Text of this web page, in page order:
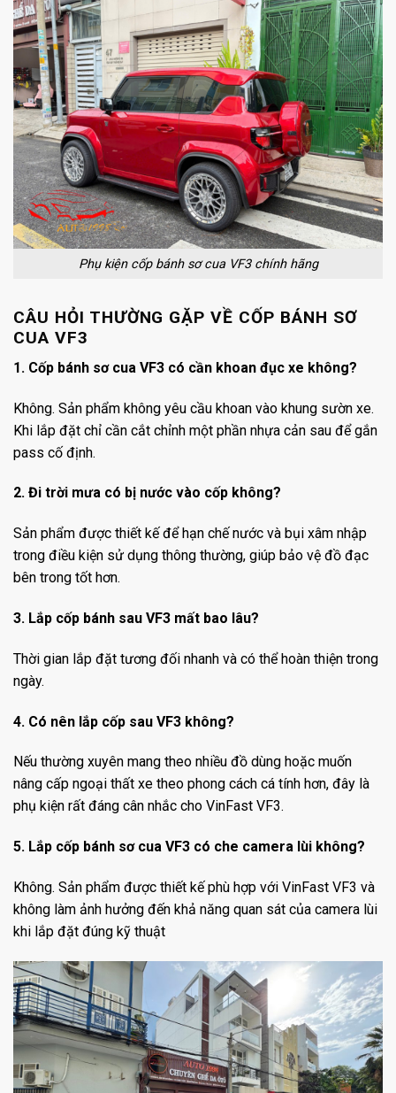
Phụ kiện cốp bánh sơ cua VF3 chính hãng
CÂU HỎI THƯỜNG GẶP VỀ CỐP BÁNH SƠ
CUA VF3
1. Cốp bánh sơ cua VF3 có cần khoan đục xe không?
Không. Sản phẩm không yêu cầu khoan vào khung sườn xe.
Khi lắp đặt chỉ cần cắt chỉnh một phần nhựa cản sau để gắn
pass cố định.
2. Đi trời mưa có bị nước vào cốp không?
Sản phẩm được thiết kế để hạn chế nước và bụi xâm nhập
trong điều kiện sử dụng thông thường, giúp bảo vệ đồ đạc
bên trong tốt hơn.
3. Lắp cốp bánh sau VF3 mất bao lâu?
Thời gian lắp đặt tương đối nhanh và có thể hoàn thiện trong
ngày.
4. Có nên lắp cốp sau VF3 không?
Nếu thường xuyên mang theo nhiều đồ dùng hoặc muốn
nâng cấp ngoại thất xe theo phong cách cá tính hơn, đây là
phụ kiện rất đáng cân nhắc cho VinFast VF3.
5. Lắp cốp bánh sơ cua VF3 có che camera lùi không?
Không. Sản phẩm được thiết kế phù hợp với VinFast VF3 và
không làm ảnh hưởng đến khả năng quan sát của camera lùi
khi lắp đặt đúng kỹ thuật